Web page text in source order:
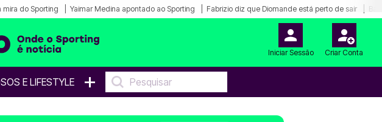
mira do Sporting Yaimar Medina apontado ao Sporting Fabrizio diz que Diomande está perto de sair
Iniciar Sessão Criar Conta
E LIFESTYLE +